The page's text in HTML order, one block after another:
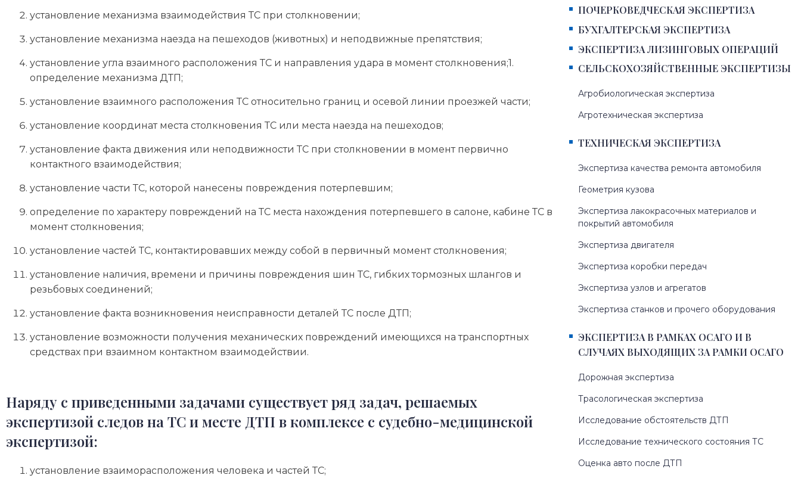
установление механизма взаимодействия ТС при столкновении;
установление механизма наезда на пешеходов (животных) и неподвижные препятствия;
установление угла взаимного расположения ТС и направления удара в момент столкновения;1.
определение механизма ДТП;
установление взаимного расположения ТС относительно границ и осевой линии проезжей части;
установление координат места столкновения ТС или места наезда на пешеходов;
установление факта движения или неподвижности ТС при столкновении в момент первично
контактного взаимодействия;
установление части ТС, которой нанесены повреждения потерпевшим;
определение по характеру повреждений на ТС места нахождения потерпевшего в салоне, кабине ТС в
момент столкновения;
установление частей ТС, контактировавших между собой в первичный момент столкновения;
установление наличия, времени и причины повреждения шин ТС, гибких тормозных шлангов и
резьбовых соединений;
установление факта возникновения неисправности деталей ТС после ДТП;
установление возможности получения механических повреждений имеющихся на транспортных
средствах при взаимном контактном взаимодействии.
Наряду с приведенными задачами существует ряд задач, решаемых
экспертизой следов на ТС и месте ДТП в комплексе с судебно-медицинской
экспертизой:
установление взаиморасположения человека и частей ТС;
ПОЧЕРКОВЕДЧЕСКАЯ ЭКСПЕРТИЗА
БУХГАЛТЕРСКАЯ ЭКСПЕРТИЗА
ЭКСПЕРТИЗА ЛИЗИНГОВЫХ ОПЕРАЦИЙ
СЕЛЬСКОХОЗЯЙСТВЕННЫЕ ЭКСПЕРТИЗЫ
Агробиологическая экспертиза
Агротехническая экспертиза
ТЕХНИЧЕСКАЯ ЭКСПЕРТИЗА
Экспертиза качества ремонта автомобиля
Геометрия кузова
Экспертиза лакокрасочных материалов и
покрытий автомобиля
Экспертиза двигателя
Экспертиза коробки передач
Экспертиза узлов и агрегатов
Экспертиза станков и прочего оборудования
ЭКСПЕРТИЗА В РАМКАХ ОСАГО И В
СЛУЧАЯХ ВЫХОДЯЩИХ ЗА РАМКИ ОСАГО
Дорожная экспертиза
Трасологическая экспертиза
Исследование обстоятельств ДТП
Исследование технического состояния ТС
Оценка авто после ДТП